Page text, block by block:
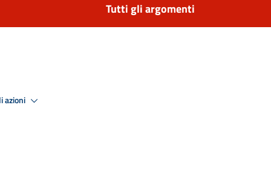
Tutti gli argomenti
azioni